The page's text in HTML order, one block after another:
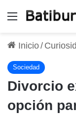
Menú
Inicio/
Sociedad
Divorcio
opción